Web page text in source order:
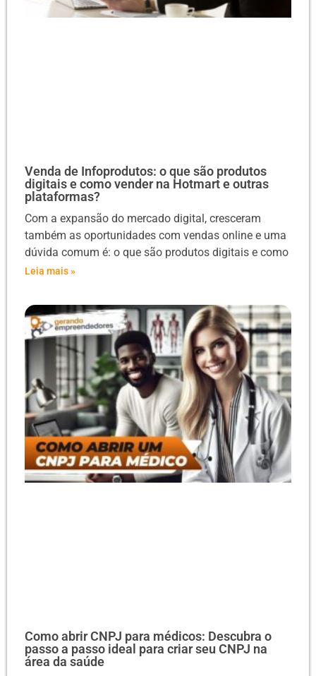
Venda de Infoprodutos: o que são produtos
digitais e como vender na Hotmart e outras
plataformas?
Com a expansão do mercado digital, cresceram
também as oportunidades com vendas online e uma
dúvida comum é: o que são produtos digitais e como
Leia mais »
Como abrir CNPJ para médicos: Descubra o
passo a passo ideal para criar seu CNPJ na
área da saúde